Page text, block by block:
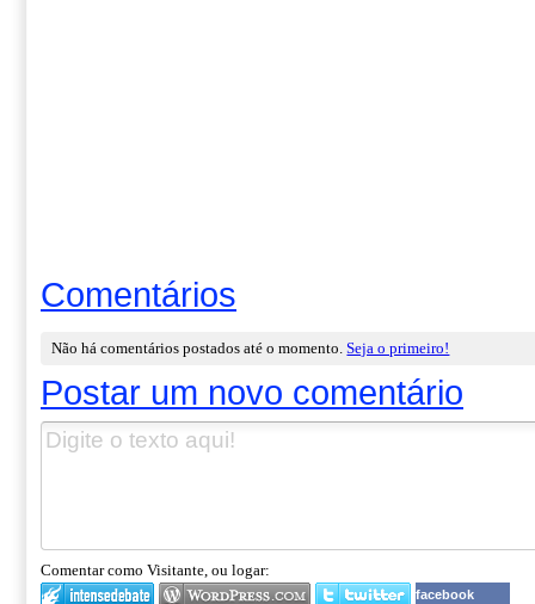
Comentários
Não há comentários postados até o momento.Seja o primeiro!
Postar um novo comentário
Comentar como Visitante, ou logar:
facebook